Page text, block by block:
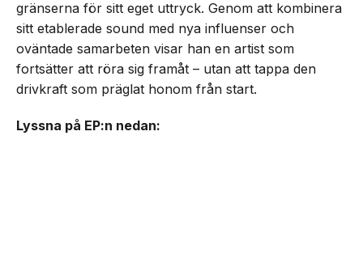
gränserna för sitt eget uttryck. Genom att kombinera
sitt etablerade sound med nya influenser och
oväntade samarbeten visar han en artist som
fortsätter att röra sig framåt – utan att tappa den
drivkraft som präglat honom från start.
Lyssna på EP:n nedan: